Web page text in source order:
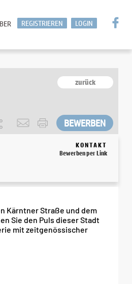
LOGIN
REGISTRIEREN
zurück
KONTAKT
Bewerben per Link
Kärntner Straße und dem
Sie den Puls dieser Stadt
mit zeitgenössischer